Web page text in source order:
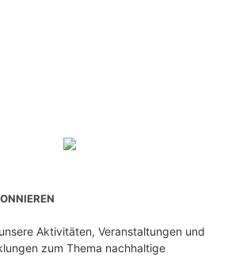
Aktivitäten, Veranstaltungen und
zum Thema nachhaltige